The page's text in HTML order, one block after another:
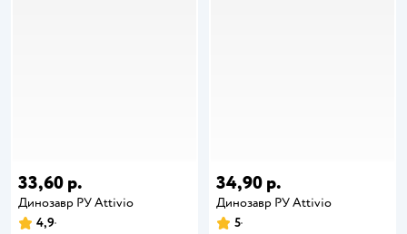
33,60 р.
Динозавр РУ Attivio
4,9
34,90 р.
Динозавр РУ Attivio
5